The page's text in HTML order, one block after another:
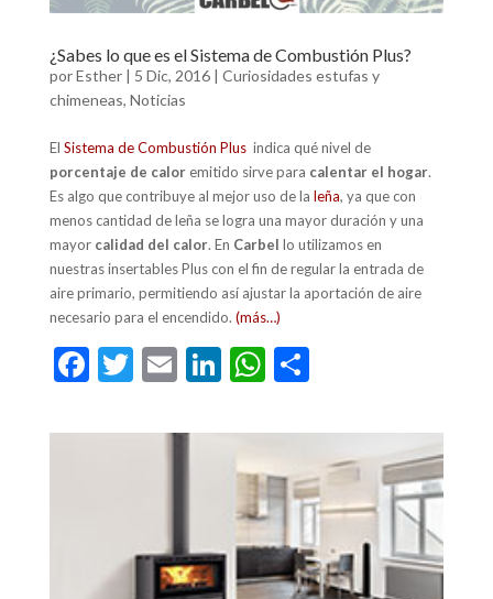
¿Sabes lo que es el Sistema de Combustión Plus?
porEsther| 5 Dic, 2016| Curiosidades estufas y
chimeneas, Noticias
El Sistema de Combustión Plus indica qué nivel de
porcentaje de caloremitido sirve para calentar el hogar.
Es algo que contribuye al mejor uso de la leña, ya que con
menos cantidad de leña se logra una mayor duración y una
mayor calidad del calor. En Carbel lo utilizamos en
nuestras insertables Plus con el fin de regular la entrada de
aire primario, permitiendo así ajustar la aportación de aire
necesario para el encendido. (más…)
F
e
k
T
itt
E
ai
Li
ke
dI
n
W
at
s
A
p
p
C
m
p
ar
ti
r